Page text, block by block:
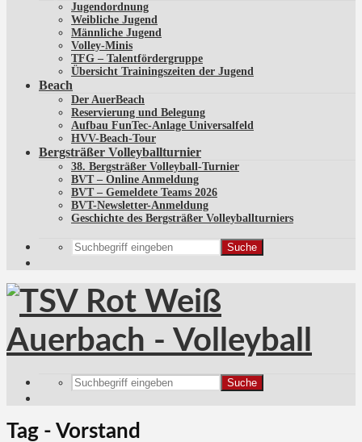
Jugendordnung
Weibliche Jugend
Männliche Jugend
Volley-Minis
TFG – Talentfördergruppe
Übersicht Trainingszeiten der Jugend
Beach
Der AuerBeach
Reservierung und Belegung
Aufbau FunTec-Anlage Universalfeld
HVV-Beach-Tour
Bergsträßer Volleyballturnier
38. Bergsträßer Volleyball-Turnier
BVT – Online Anmeldung
BVT – Gemeldete Teams 2026
BVT-Newsletter-Anmeldung
Geschichte des Bergsträßer Volleyballturniers
Suche
Suche
Tag - Vorstand